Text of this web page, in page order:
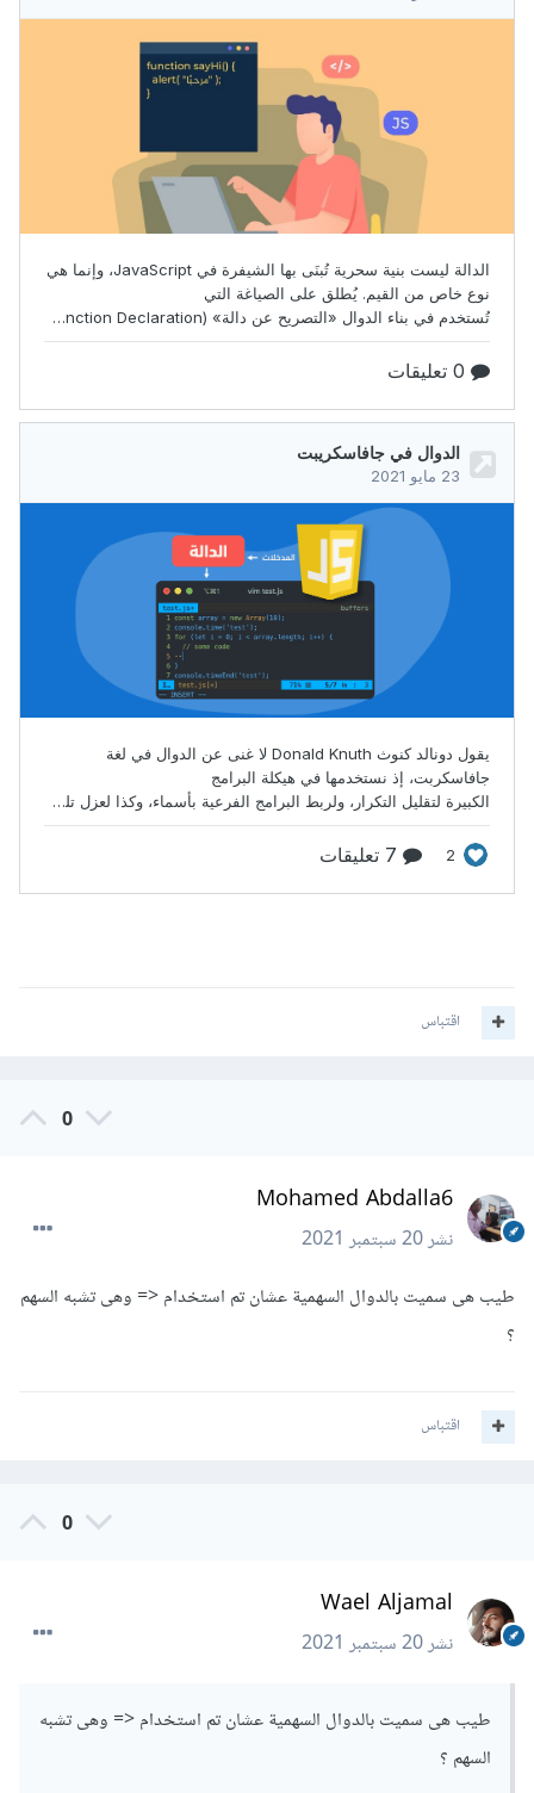
اقتباس
0
Mohamed Abdalla6
نشر20 سبتمبر 2021
طيب هى سميت بالدوال السهمية عشان تم استخدام <= وهى تشبه السهم
؟
اقتباس
0
Wael Aljamal
نشر20 سبتمبر 2021
طيب هى سميت بالدوال السهمية عشان تم استخدام <= وهى تشبه
السهم ؟